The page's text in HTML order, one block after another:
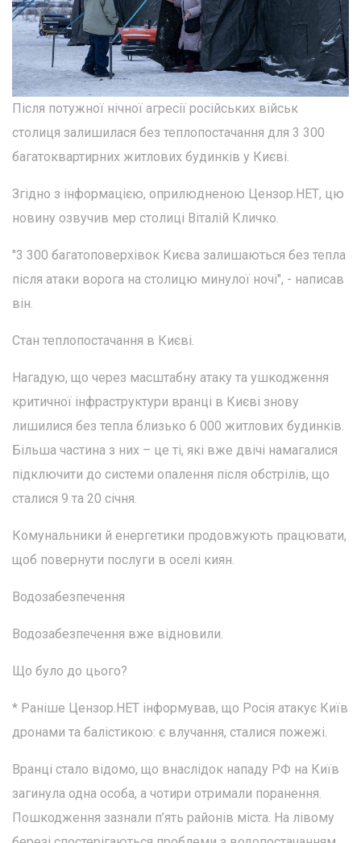
Після потужної нічної агресії російських військ
столиця залишилася без теплопостачання для 3 300
багатоквартирних житлових будинків у Києві.
Згідно з інформацією, оприлюдненою Цензор.НЕТ, цю
новину озвучив мер столиці Віталій Кличко.
"3 300 багатоповерхівок Києва залишаються без тепла
після атаки ворога на столицю минулої ночі", - написав
він.
Стан теплопостачання в Києві.
Нагадую, що через масштабну атаку та ушкодження
критичної інфраструктури вранці в Києві знову
лишилися без тепла близько 6 000 житлових будинків.
Більша частина з них – це ті, які вже двічі намагалися
підключити до системи опалення після обстрілів, що
сталися 9 та 20 січня.
Комунальники й енергетики продовжують працювати,
щоб повернути послуги в оселі киян.
Водозабезпечення
Водозабезпечення вже відновили.
Що було до цього?
* Раніше Цензор.НЕТ інформував, що Росія атакує Київ
дронами та балістикою: є влучання, сталися пожежі.
Вранці стало відомо, що внаслідок нападу РФ на Київ
загинула одна особа, а чотири отримали поранення.
Пошкодження зазнали п’ять районів міста. На лівому